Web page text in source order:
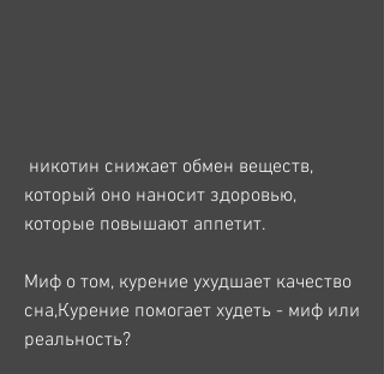
который оно наносит здоровью,
которые повышают аппетит.
Миф о том, курение ухудшает качество
сна,Курение помогает худеть - миф или
реальность?